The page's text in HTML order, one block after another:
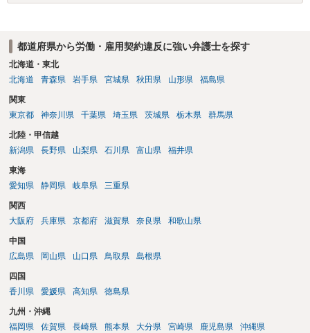
都道府県から労働・雇用契約違反に強い弁護士を探す
北海道・東北
北海道
青森県 岩手県 宮城県 秋田県 山形県 福島県
関東
東京都
神奈川県 千葉県 埼玉県 茨城県 栃木県 群馬県
北陸・甲信越
新潟県
長野県 山梨県 石川県 富山県 福井県
東海
愛知県
静岡県 岐阜県 三重県
関西
大阪府
兵庫県 京都府 滋賀県 奈良県 和歌山県
中国
広島県
岡山県 山口県 鳥取県 島根県
四国
香川県
愛媛県 高知県 徳島県
九州・沖縄
福岡県
佐賀県 長崎県 熊本県 大分県 宮崎県 鹿児島県 沖縄県